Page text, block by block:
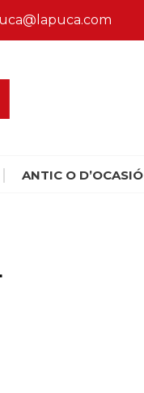
ANTIC O D’OCASIÓ